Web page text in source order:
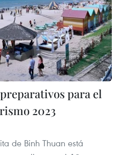
para el
2023
de Binh Thuan está